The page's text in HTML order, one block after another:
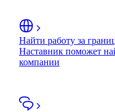
Найти работу за
Наставник поможет
компании